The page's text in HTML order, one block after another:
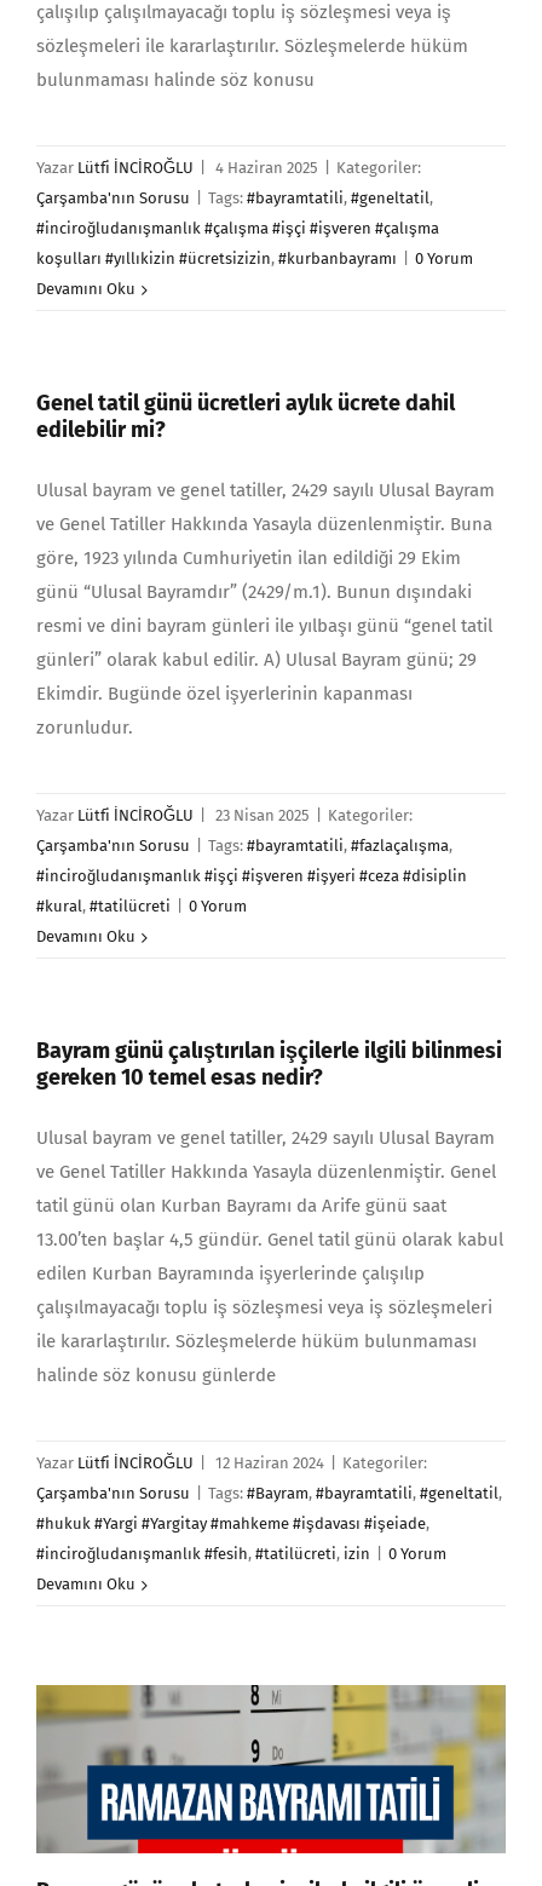
çalışılıp çalışılmayacağı toplu iş sözleşmesi veya iş
sözleşmeleri ile kararlaştırılır. Sözleşmelerde hüküm
bulunmaması halinde söz konusu
Yazar Lütfi İNCİROĞLU 4 Haziran 2025
Kategoriler:
Çarşamba'nın Sorusu
Tags: #bayramtatili, #geneltatil,
#inciroğludanışmanlık #çalışma #işçi #işveren #çalışma
koşulları #yıllıkizin #ücretsizizin, #kurbanbayramı
0 Yorum
Devamını Oku
Genel tatil günü ücretleri aylık ücrete dahil
edilebilir mi?
Ulusal bayram ve genel tatiller, 2429 sayılı Ulusal Bay­ram
ve Genel Tatiller Hakkında Yasayla düzenlenmiştir. Buna
göre, 1923 yı­lında Cumhuriyetin ilan edildiği 29 Ekim
günü “Ulusal Bayramdır” (2429/m.1). Bunun dışındaki
resmi ve dini bayram günleri ile yılbaşı günü “genel tatil
günleri” olarak kabul edilir. A) Ulusal Bayram günü; 29
Ekimdir. Bugünde özel işyerlerinin ka­pan­ması
zorunludur.
Yazar Lütfi İNCİROĞLU 23 Nisan 2025
Kategoriler:
Çarşamba'nın Sorusu
Tags: #bayramtatili, #fazlaçalışma,
#inciroğludanışmanlık #işçi #işveren #işyeri #ceza #disiplin
#kural, #tatilücreti
0 Yorum
Devamını Oku
Bayram günü çalıştırılan işçilerle ilgili bilinmesi
gereken 10 temel esas nedir?
Ulusal bayram ve genel tatiller, 2429 sayılı Ulusal Bay­ram
ve Genel Tatiller Hakkında Yasayla düzenlenmiştir. Genel
tatil günü olan Kurban Bayramı da Arife günü saat
13.00’ten başlar 4,5 gündür. Genel tatil günü olarak kabul
edilen Kurban Bayramında işyerlerinde çalışılıp
çalışılmayacağı toplu iş sözleşmesi veya iş sözleşmeleri
ile kararlaştırılır. Sözleşmelerde hüküm bulunmaması
halinde söz konusu günlerde
Yazar Lütfi İNCİROĞLU 12 Haziran 2024
Kategoriler:
Çarşamba'nın Sorusu
Tags: #Bayram, #bayramtatili, #geneltatil,
#hukuk #Yargi #Yargitay #mahkeme #işdavası #işeiade,
#inciroğludanışmanlık #fesih, #tatilücreti, izin
0 Yorum
Devamını Oku